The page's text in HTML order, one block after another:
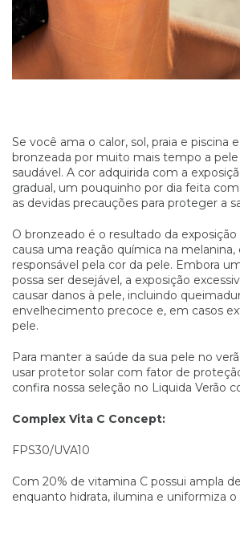
Se você ama o calor, sol, praia e piscina
bronzeada por muito mais tempo a pele
saudável. A cor adquirida com a
gradual, um pouquinho por dia feita
as devidas precauções para proteger a
O bronzeado é o resultado da exposição
causa uma reação química na
responsável pela cor da pele. Embora
possa ser desejável, a exposição
causar danos à pele, incluindo
envelhecimento precoce e, em casos
pele.
Para manter a saúde da sua pele no
usar protetor solar com fator de
confira nossa seleção no Liquida Verão
Complex Vita C Concept:
FPS30/UVA10
Com 20% de vitamina C possui ampla
enquanto hidrata, ilumina e uniformiza